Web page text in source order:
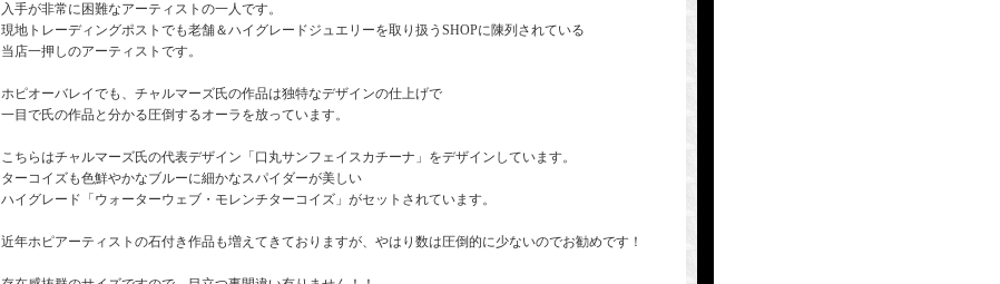
入手が非常に困難なアーティストの一人です。
現地トレーディングポストでも老舗＆ハイグレードジュエリーを取り扱うSHOPに陳列されている
当店一押しのアーティストです。
ホピオーバレイでも、チャルマーズ氏の作品は独特なデザインの仕上げで
一目で氏の作品と分かる圧倒するオーラを放っています。
こちらはチャルマーズ氏の代表デザイン「口丸サンフェイスカチーナ」をデザインしています。
ターコイズも色鮮やかなブルーに細かなスパイダーが美しい
ハイグレード「ウォーターウェブ・モレンチターコイズ」がセットされています。
近年ホピアーティストの石付き作品も増えてきておりますが、やはり数は圧倒的に少ないのでお勧めです！